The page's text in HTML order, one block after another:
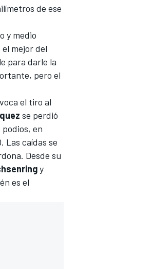
de ese
y medio
mejor del
para darle la
pero el
el tiro al
se perdió
en
Las caídas se
. Desde su
y
es el